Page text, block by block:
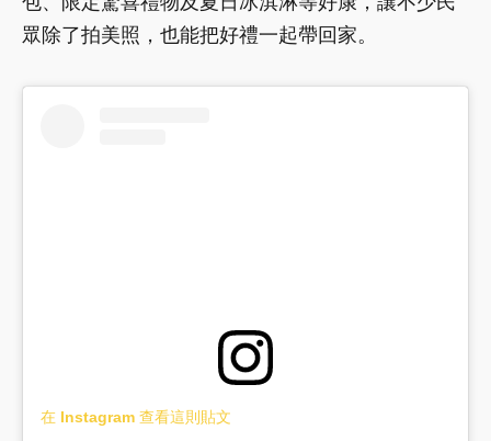
眾除了拍美照，也能把好禮一起帶回家。
在 Instagram 查看這則貼文